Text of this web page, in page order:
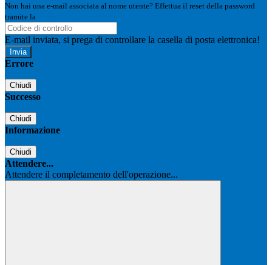
Non hai una e-mail associata al nome utente? Effettua il reset della password
tramite la
E-mail inviata, si prega di controllare la casella di posta elettronica!
Errore
Chiudi
Successo
Chiudi
Informazione
Chiudi
Attendere...
Attendere il completamento dell'operazione...